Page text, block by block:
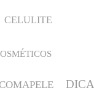
CELULITE
DICA